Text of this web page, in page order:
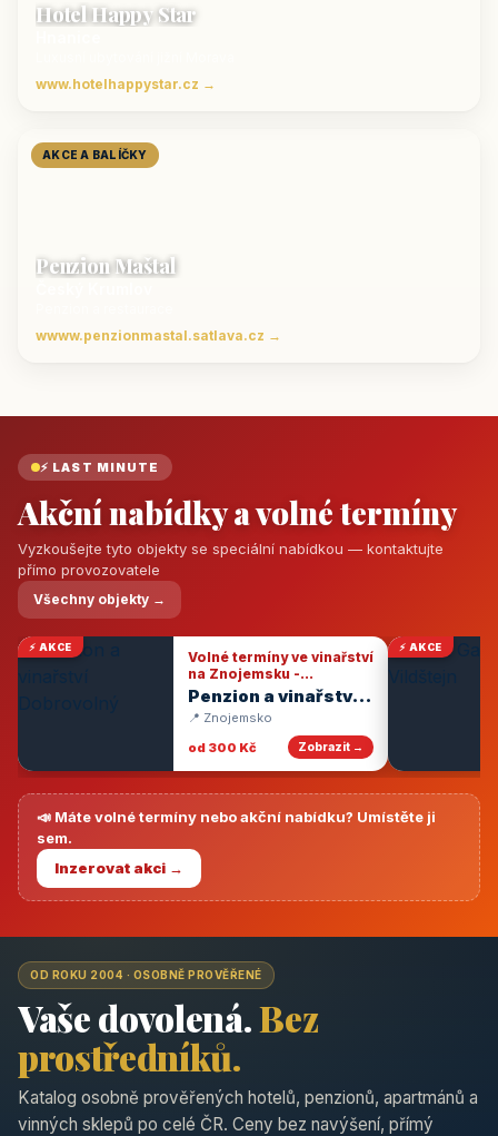
Hotel Happy Star
www.hotelhappystar.cz →
AKCE A BALÍČKY
Penzion Maštal
wwww.penzionmastal.satlava.cz →
⚡ LAST MINUTE
Akční nabídky a volné termíny
Vyzkoušejte tyto objekty se speciální nabídkou — kontaktujte
přímo provozovatele
Všechny objekty →
⚡ AKCE
Volné termíny ve vinařství
na Znojemsku -
degustace vín
Penzion a vinařství
Dobrovolný
📍 Znojemsko
od 300 Kč
Zobrazit →
⚡ AKCE
📣 Máte volné termíny nebo akční nabídku? Umístěte ji
sem.
Inzerovat akci →
OD ROKU 2004 · OSOBNĚ PROVĚŘENÉ
Vaše dovolená.Bez
prostředníků.
Katalog osobně prověřených hotelů, penzionů, apartmánů a
vinných sklepů po celé ČR. Ceny bez navýšení, přímý